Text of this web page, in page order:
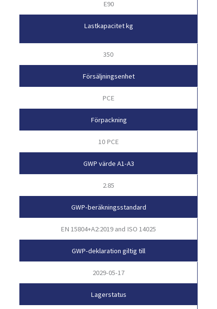
E90
Lastkapacitet kg
350
Försäljningsenhet
PCE
Förpackning
10 PCE
GWP värde A1-A3
2.85
GWP-beräkningsstandard
EN 15804+A2:2019 and ISO 14025
GWP-deklaration giltig till
2029-05-17
Lagerstatus